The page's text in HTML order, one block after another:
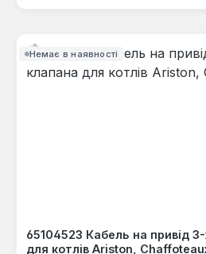
Немає в наявності
65104523 Кабель на привід
для котлів Ariston,